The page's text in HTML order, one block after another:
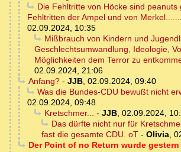
Die Fehltritte von Höcke sind peanuts
Fehltritten der Ampel und von
02.09.2024, 10:35
Mißbrauch von Kindern und
Geschlechtsumwandlung, Ideologie,
Möglichkeiten dem Terror zu
02.09.2024, 21:06
Anfang?- JJB, 02.09.2024, 09:40
Was die Bundes-CDU bewußt nicht
02.09.2024, 09:48
Kretschmer... - JJB, 02.09.2024,
Das dürfte nicht nur für
fast die gesamte CDU. oT - Olivia,
Der Point of no Return wurde